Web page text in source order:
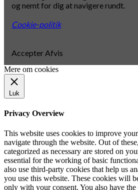
og nemt for dig at navigere rundt.
Cookie-politik
AccepterAfvis
Mere om cookies
Luk
Privacy Overview
This website uses cookies to improve
navigate through the website. Out of
categorized as necessary are stored on
essential for the working of basic
also use third-party cookies that help us
you use this website. These cookies will
only with your consent. You also have